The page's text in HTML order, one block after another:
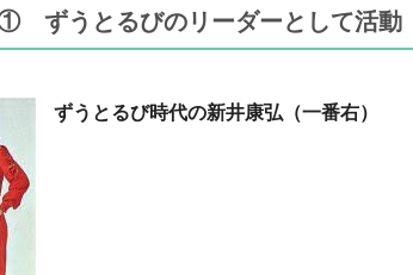
ずうとるびのリーダーとして活動
ずうとるび時代の新井康弘（一番右）